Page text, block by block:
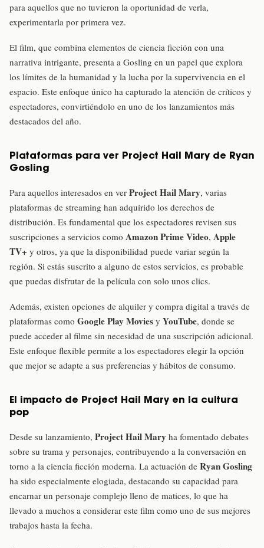
para aquellos que no tuvieron la oportunidad de verla,
experimentarla por primera vez.
El film, que combina elementos de ciencia ficción con una
narrativa intrigante, presenta a Gosling en un papel que explora
los límites de la humanidad y la lucha por la supervivencia en el
espacio. Este enfoque único ha capturado la atención de críticos y
espectadores, convirtiéndolo en uno de los lanzamientos más
destacados del año.
Plataformas para ver Project Hail Mary de Ryan
Gosling
Para aquellos interesados en ver Project Hail Mary, varias
plataformas de streaming han adquirido los derechos de
distribución. Es fundamental que los espectadores revisen sus
suscripciones a servicios como Amazon Prime Video, Apple
TV+ y otros, ya que la disponibilidad puede variar según la
región. Si estás suscrito a alguno de estos servicios, es probable
que puedas disfrutar de la película con solo unos clics.
Además, existen opciones de alquiler y compra digital a través de
plataformas como Google Play Movies y YouTube, donde se
puede acceder al filme sin necesidad de una suscripción adicional.
Este enfoque flexible permite a los espectadores elegir la opción
que mejor se adapte a sus preferencias y hábitos de consumo.
El impacto de Project Hail Mary en la cultura
pop
Desde su lanzamiento, Project Hail Mary ha fomentado debates
sobre su trama y personajes, contribuyendo a la conversación en
torno a la ciencia ficción moderna. La actuación de Ryan Gosling
ha sido especialmente elogiada, destacando su capacidad para
encarnar un personaje complejo lleno de matices, lo que ha
llevado a muchos a considerar este film como uno de sus mejores
trabajos hasta la fecha.